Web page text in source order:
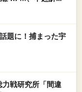
題に！捕まった宇
戦研究所「間違